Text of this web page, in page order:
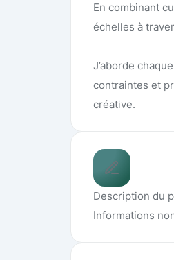
En combinant
échelles à
J’aborde
contraintes et
créative.
Description du
Informations